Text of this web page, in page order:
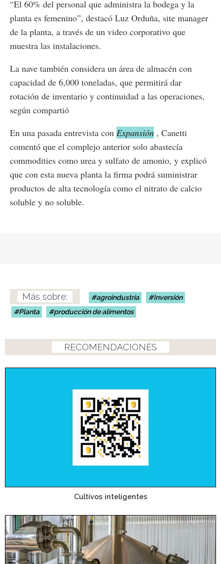
“El 60% del personal que administra la bodega y la
planta es femenino”, destacó Luz Orduña, site manager
de la planta, a través de un video corporativo que
muestra las instalaciones.
La nave también considera un área de almacén con
capacidad de 6,000 toneladas, que permitirá dar
rotación de inventario y continuidad a las operaciones,
según compartió
En una pasada entrevista con Expansión , Canetti
comentó que el complejo anterior solo abastecía
commodities como urea y sulfato de amonio, y explicó
que con esta nueva planta la firma podrá suministrar
productos de alta tecnología como el nitrato de calcio
soluble y no soluble.
agroindustria
Inversión
Planta
producción de alimentos
RECOMENDACIONES
Cultivos inteligentes